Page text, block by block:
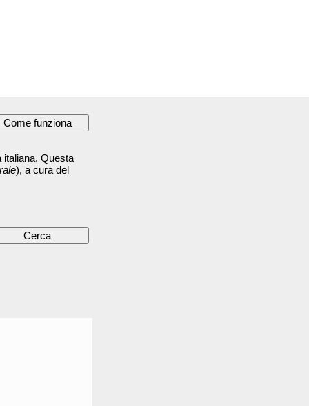
italiana. Questa
), a cura del